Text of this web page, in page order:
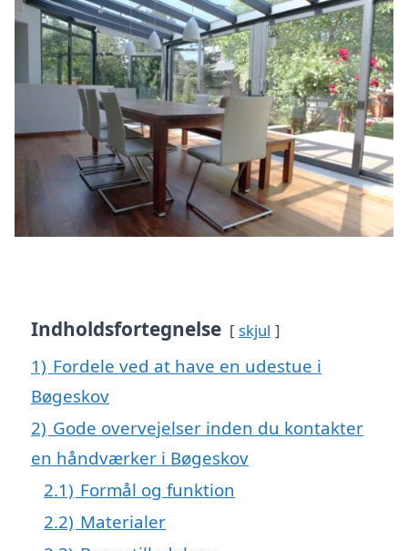
Indholdsfortegnelse skjul
1) Fordele ved at have en udestue i
Bøgeskov
2) Gode overvejelser inden du kontakter
en håndværker i Bøgeskov
2.1) Formål og funktion
2.2) Materialer